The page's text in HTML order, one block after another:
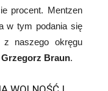
procent. Mentzen
w tym podania się
z naszego okręgu
Grzegorz Braun.